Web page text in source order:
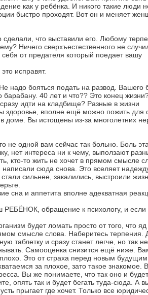
как у ребёнка. И никого такие люди
быстро проходят. Вот он и меняет
что выставили его. Любому
Ничего сверхъестественного не
от предателя который поедает вашу
исправят.
надо бояться подать на развод. Вашего
40 лет и что?? Это конец
идти на кладбище? Разные в жизни
здоровье, вполне ещё можно пожить для
доме. Вы истощены из-за многолетних
не одной вам сейчас так больно. Боль эта
нет интереса ни к чему, выползают
кто-то жить не хочет в прямом смысле
сюда снова. Это вселяет
сильнее, закалились, выстроили
сна и аппетита вполне адекватная
РЕБЁНОК, обращение к психологу, и если
будет ломать просто от того, что яд
смысле слова. Наберитесь терпения.
таблетку и сразу станет легче, но так не
Самооценка снизится ещё ниже.
Это от страха перед новым
за плохое, зато такое знакомое.
Вы же понимаете, что так оно и
опять так и будет бегать туда-сюда. А
прыгает где хочет. Только все